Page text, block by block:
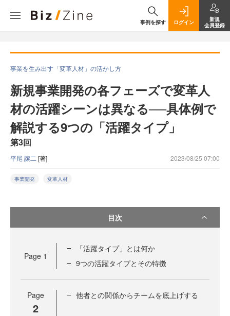
事例を探す ログイン
新規
会員登録
事業を生み出す「変革人材」の活かし方
新規事業開発の各フェーズで変革人
材の活躍シーンは異なる──具体例で
解説する9つの「活躍タイプ」
第3回
平尾 譲⼆ [著] 2023/08/25 07:00
事業開発 変革人材
目次
Page 1
「活躍タイプ」とは何か
9つの活躍タイプとその特徴
Page
2
他者との関係からチームを底上げする